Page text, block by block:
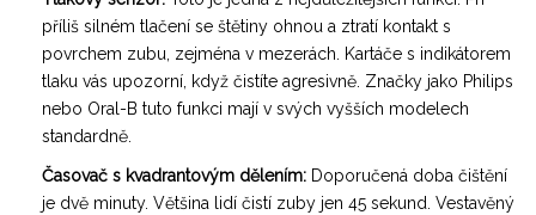
příliš silném tlačení se štětiny ohnou a ztratí kontakt s
povrchem zubu, zejména v mezerách. Kartáče s indikátorem
tlaku vás upozorní, když čistíte agresivně. Značky jako Philips
nebo Oral-B tuto funkci mají v svých vyšších modelech
standardně.
Časovač s kvadrantovým dělením: Doporučená doba čištění
je dvě minuty. Většina lidí čistí zuby jen 45 sekund. Vestavěný